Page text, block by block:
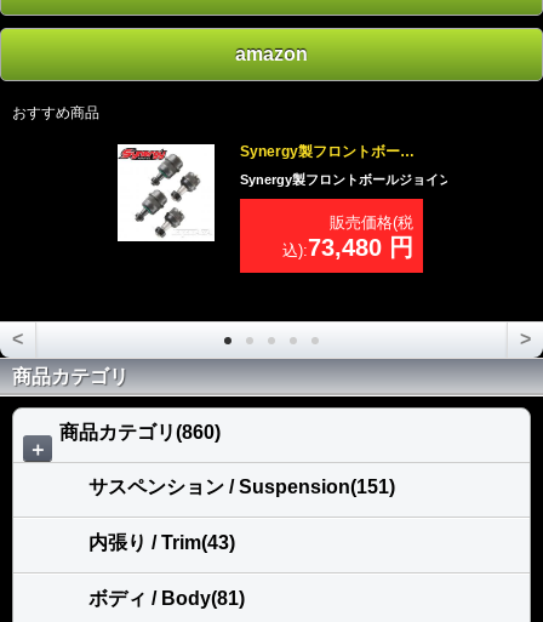
amazon
おすすめ商品
Synergy製フロントボールジョイント コンプリートセットJK用
販売価格(税
込):73,480 円
<
>
商品カテゴリ
＋
商品カテゴリ(860)
サスペンション / Suspension(151)
内張り / Trim(43)
ボディ / Body(81)